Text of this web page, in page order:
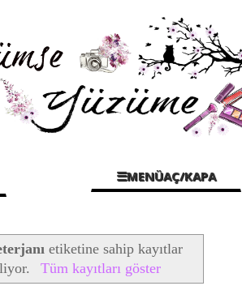
☰MENÜAÇ/KAPA
etiketine sahip kayıtlar
Tüm kayıtları göster